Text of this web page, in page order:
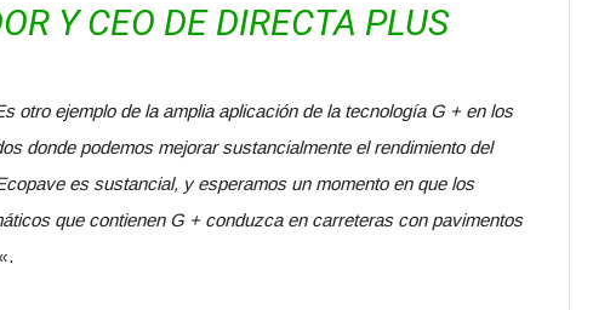
Y CEO DE DIRECTA PLUS
otro ejemplo de la amplia aplicación de la tecnología G + en los
donde podemos mejorar sustancialmente el rendimiento del
es sustancial, y esperamos un momento en que los
que contienen G + conduzca en carreteras con pavimentos